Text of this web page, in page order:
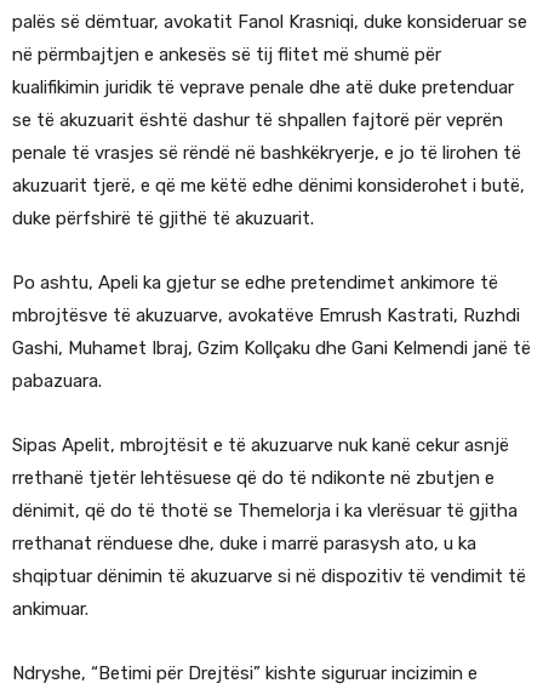
palës së dëmtuar, avokatit Fanol Krasniqi, duke konsideruar se
në përmbajtjen e ankesës së tij flitet më shumë për
kualifikimin juridik të veprave penale dhe atë duke pretenduar
se të akuzuarit është dashur të shpallen fajtorë për veprën
penale të vrasjes së rëndë në bashkëkryerje, e jo të lirohen të
akuzuarit tjerë, e që me këtë edhe dënimi konsiderohet i butë,
duke përfshirë të gjithë të akuzuarit.
Po ashtu, Apeli ka gjetur se edhe pretendimet ankimore të
mbrojtësve të akuzuarve, avokatëve Emrush Kastrati, Ruzhdi
Gashi, Muhamet Ibraj, Gzim Kollçaku dhe Gani Kelmendi janë të
pabazuara.
Sipas Apelit, mbrojtësit e të akuzuarve nuk kanë cekur asnjë
rrethanë tjetër lehtësuese që do të ndikonte në zbutjen e
dënimit, që do të thotë se Themelorja i ka vlerësuar të gjitha
rrethanat rënduese dhe, duke i marrë parasysh ato, u ka
shqiptuar dënimin të akuzuarve si në dispozitiv të vendimit të
ankimuar.
Ndryshe, “Betimi për Drejtësi” kishte siguruar incizimin e